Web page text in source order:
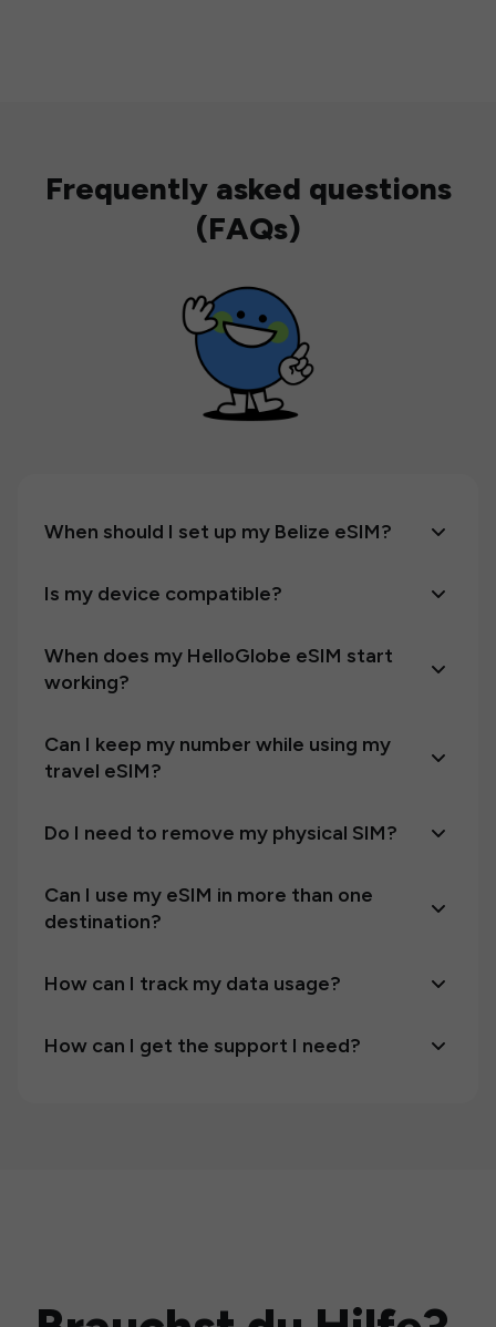
Frequently asked questions
(FAQs)
When should I set up my Belize eSIM?
Is my device compatible?
When does my HelloGlobe eSIM start
working?
Can I keep my number while using my
travel eSIM?
Do I need to remove my physical SIM?
Can I use my eSIM in more than one
destination?
How can I track my data usage?
How can I get the support I need?